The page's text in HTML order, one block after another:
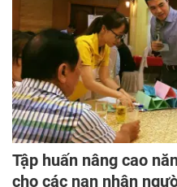
Tập huấn nâng cao
cho các nạn nhân